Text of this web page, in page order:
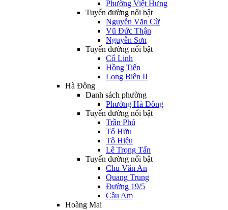
Phường Việt Hưng
Tuyến đường nổi bật
Nguyễn Văn Cừ
Vũ Đức Thận
Nguyễn Sơn
Tuyến đường nổi bật
Cổ Linh
Hồng Tiến
Long Biên II
Hà Đông
Danh sách phường
Phường Hà Đông
Tuyến đường nổi bật
Trần Phú
Tố Hữu
Tô Hiệu
Lê Trọng Tấn
Tuyến đường nổi bật
Chu Văn An
Quang Trung
Đường 19/5
Cầu Am
Hoàng Mai